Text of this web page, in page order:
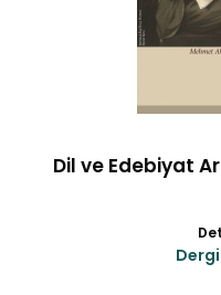
Dil ve Edebiyat